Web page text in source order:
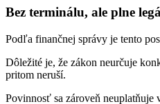
Bez terminálu, ale plne
Podľa finančnej správy je tento
Dôležité je, že zákon neurčuje
pritom neruší.
Povinnosť sa zároveň